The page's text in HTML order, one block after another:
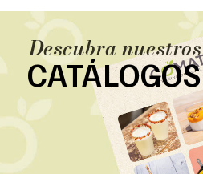
Descubra nuestros
CATÁLOGOS